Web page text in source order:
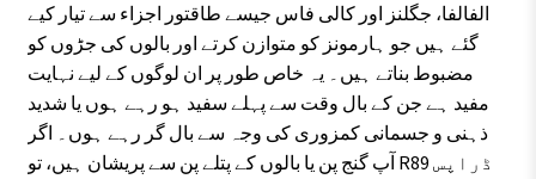
الفالفا، جگلنز اور کالی فاس جیسے طاقتور اجزاء سے تیار کیے
گئے ہیں جو ہارمونز کو متوازن کرتے اور بالوں کی جڑوں کو
مضبوط بناتے ہیں۔ یہ خاص طور پر ان لوگوں کے لیے نہایت
مفید ہے جن کے بال وقت سے پہلے سفید ہو رہے ہوں یا شدید
ذہنی و جسمانی کمزوری کی وجہ سے بال گر رہے ہوں۔ اگر
آپ گنج پن یا بالوں کے پتلے پن سے پریشان ہیں، تو R89 ڈراپس